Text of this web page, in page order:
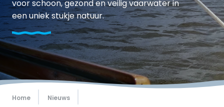
voor schoon, gezond en veilig vaarwater in
een uniek stukje natuur.
Home
Nieuws